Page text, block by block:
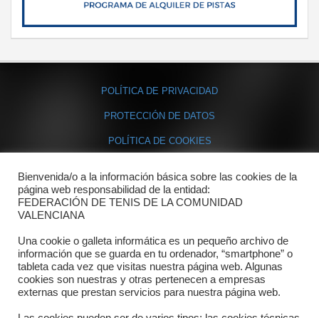
POLÍTICA DE PRIVACIDAD
PROTECCIÓN DE DATOS
POLÍTICA DE COOKIES
Contacto
Dónde estamos
Directorio departamentos
Horario
Formulario de contacto
Bienvenida/o a la información básica sobre las cookies de la
página web responsabilidad de la entidad:
FEDERACIÓN DE TENIS DE LA COMUNIDAD
VALENCIANA
Una cookie o galleta informática es un pequeño archivo de
información que se guarda en tu ordenador, “smartphone” o
tableta cada vez que visitas nuestra página web. Algunas
cookies son nuestras y otras pertenecen a empresas
externas que prestan servicios para nuestra página web.